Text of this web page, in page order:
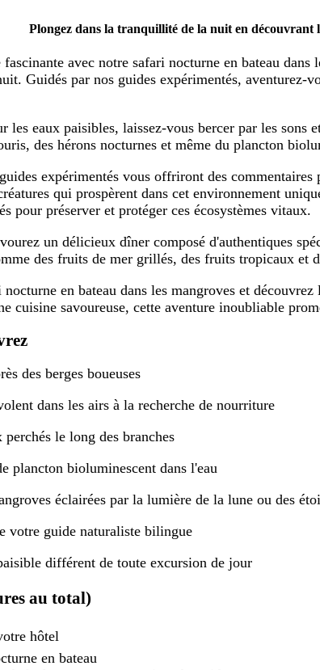
Plongez dans la tranquillité de la nuit en découvrant
avec notre safari nocturne en bateau
Guidés par nos guides expérimentés,
les eaux paisibles, laissez-vous bercer par les
des hérons nocturnes et même du plancton
expérimentés vous offriront des commentaires
qui prospèrent dans cet environnement
pour préserver et protéger ces écosystèmes vitaux.
un délicieux dîner composé d'authentiques
des fruits de mer grillés, des fruits tropicaux et
en bateau dans les mangroves et
cuisine savoureuse, cette aventure inoubliable
des berges boueuses
dans les airs à la recherche de nourriture
le long des branches
plancton bioluminescent dans l'eau
éclairées par la lumière de la lune ou des
votre guide naturaliste bilingue
différent de toute excursion de jour
au total)
hôtel
en bateau